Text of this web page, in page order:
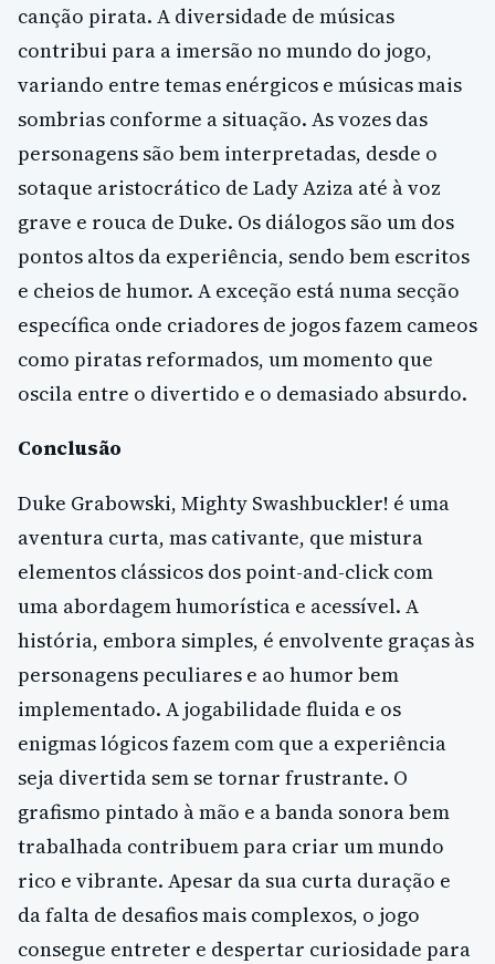
canção pirata. A diversidade de músicas
contribui para a imersão no mundo do jogo,
variando entre temas enérgicos e músicas mais
sombrias conforme a situação. As vozes das
personagens são bem interpretadas, desde o
sotaque aristocrático de Lady Aziza até à voz
grave e rouca de Duke. Os diálogos são um dos
pontos altos da experiência, sendo bem escritos
e cheios de humor. A exceção está numa secção
específica onde criadores de jogos fazem cameos
como piratas reformados, um momento que
oscila entre o divertido e o demasiado absurdo.
Conclusão
Duke Grabowski, Mighty Swashbuckler! é uma
aventura curta, mas cativante, que mistura
elementos clássicos dos point-and-click com
uma abordagem humorística e acessível. A
história, embora simples, é envolvente graças às
personagens peculiares e ao humor bem
implementado. A jogabilidade fluida e os
enigmas lógicos fazem com que a experiência
seja divertida sem se tornar frustrante. O
grafismo pintado à mão e a banda sonora bem
trabalhada contribuem para criar um mundo
rico e vibrante. Apesar da sua curta duração e
da falta de desafios mais complexos, o jogo
consegue entreter e despertar curiosidade para